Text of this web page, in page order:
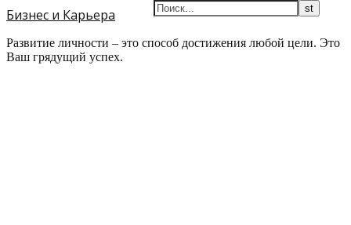
Бизнес и Карьера
Развитие личности – это способ достижения любой цели. Это
Ваш грядущий успех.